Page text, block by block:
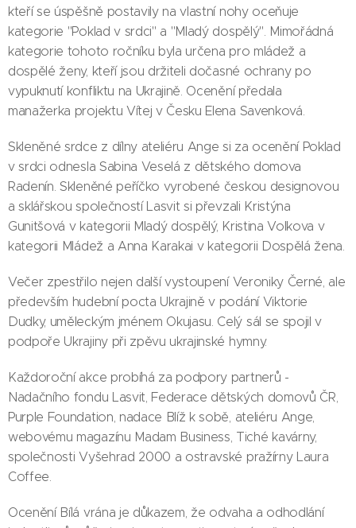
kteří se úspěšně postavily na vlastní nohy oceňuje
kategorie "Poklad v srdci" a "Mladý dospělý". Mimořádná
kategorie tohoto ročníku byla určena pro mládež a
dospělé ženy, kteří jsou držiteli dočasné ochrany po
vypuknutí konfliktu na Ukrajině. Ocenění předala
manažerka projektu Vítej v Česku Elena Savenková.
Skleněné srdce z dílny ateliéru Ange si za ocenění Poklad
v srdci odnesla Sabina Veselá z dětského domova
Radenín. Skleněné peříčko vyrobené českou designovou
a sklářskou společností Lasvit si převzali Kristýna
Gunitšová v kategorii Mladý dospělý, Kristina Volkova v
kategorii Mládež a Anna Karakai v kategorii Dospělá žena.
Večer zpestřilo nejen další vystoupení Veroniky Černé, ale
především hudební pocta Ukrajině v podání Viktorie
Dudky, uměleckým jménem Okujasu. Celý sál se spojil v
podpoře Ukrajiny při zpěvu ukrajinské hymny.
Každoroční akce probíhá za podpory partnerů -
Nadačního fondu Lasvit, Federace dětských domovů ČR,
Purple Foundation, nadace Blíž k sobě, ateliéru Ange,
webovému magazínu Madam Business, Tiché kavárny,
společnosti Vyšehrad 2000 a ostravské pražírny Laura
Coffee.
Ocenění Bílá vrána je důkazem, že odvaha a odhodlání